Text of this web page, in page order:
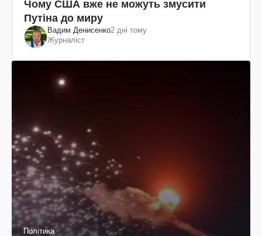
Чому США вже не можуть змусити
Путіна до миру
Вадим Денисенко2 дні тому
Журналіст
Політика